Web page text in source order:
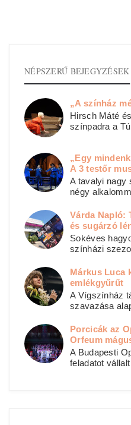
NÉPSZERŰ BEJEGYZÉSEK
„A színház
Hirsch Máté
színpadra a
„Egy
A 3 testőr
A tavalyi nagy
négy
Várda Napló:
és sugárzó
Sokéves
színházi
Márkus Luca
emlékgyűrűt
A Vígszínház
szavazása
Porcicák az
Orfeum
A Budapesti
feladatot